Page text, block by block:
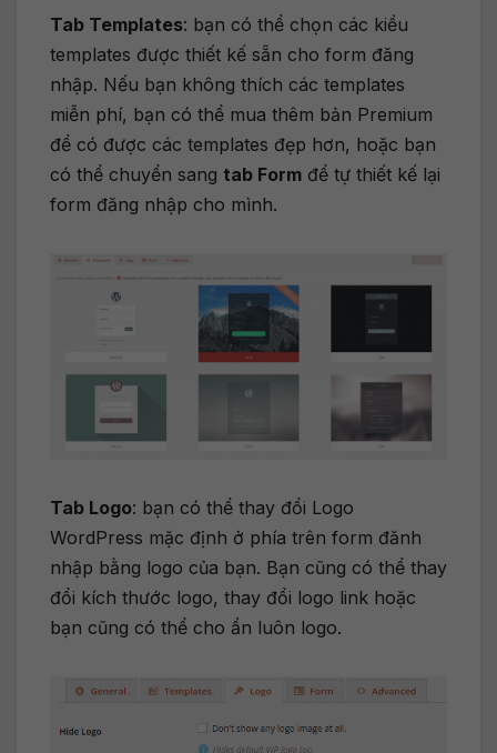
Tab Templates: bạn có thể chọn các kiều
templates được thiết kế sẵn cho form đăng
nhập. Nếu bạn không thích các templates
miễn phí, bạn có thể mua thêm bản Premium
để có được các templates đẹp hơn, hoặc bạn
có thể chuyển sang tab Form để tự thiết kế lại
form đăng nhập cho mình.
Tab Logo: bạn có thể thay đổi Logo
WordPress mặc định ở phía trên form đănh
nhập bằng logo của bạn. Bạn cũng có thể thay
đổi kích thước logo, thay đổi logo link hoặc
bạn cũng có thể cho ẩn luôn logo.